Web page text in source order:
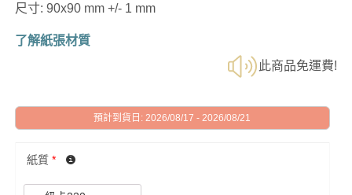
尺寸: 90x90 mm +/- 1 mm
了解紙張材質
此商品免運費!
預計到貨日: 2026/08/17 - 2026/08/21
紙質 *